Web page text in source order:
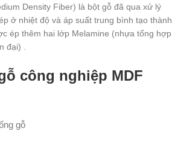
Density Fiber) là bột gỗ đã qua xử lý
ở nhiệt độ và áp suất trung bình tạo thành
ép thêm hai lớp Melamine (nhựa tổng hợp
đại) .
công nghiệp MDF
gỗ